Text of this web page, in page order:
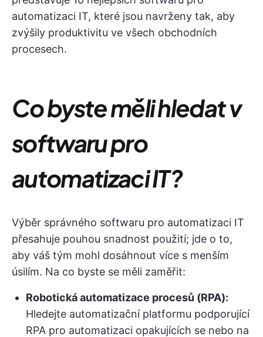
automatizaci IT, které jsou navrženy tak, aby
zvýšily produktivitu ve všech obchodních
procesech.
Co byste měli hledat v
softwaru pro
automatizaci IT?
Výběr správného softwaru pro automatizaci IT
přesahuje pouhou snadnost použití; jde o to,
aby váš tým mohl dosáhnout více s menším
úsilím. Na co byste se měli zaměřit:
Robotická automatizace procesů (RPA):
Hledejte automatizační platformu podporující
RPA pro automatizaci opakujících se nebo na